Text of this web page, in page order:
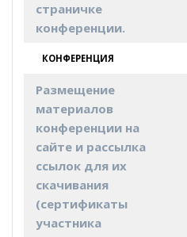
страничке
конференции.
КОНФЕРЕНЦИЯ
Размещение
материалов
конференции на
сайте и рассылка
ссылок для их
скачивания
(сертификаты
участника